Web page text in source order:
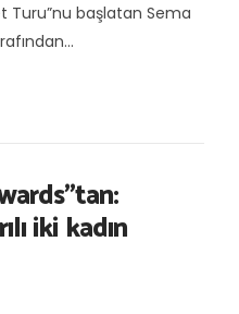
Turu”nu başlatan Sema
iki kadın